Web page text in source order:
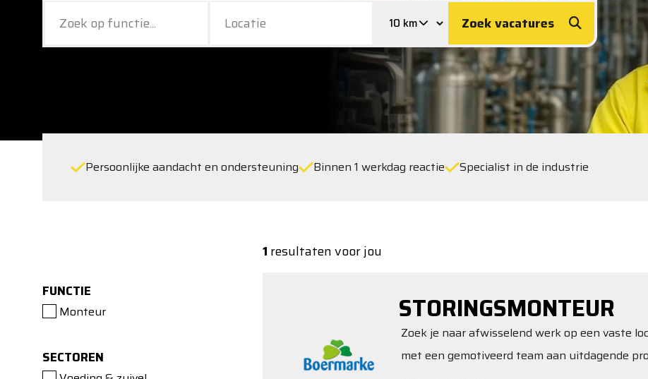
Zoek vacatures
Persoonlijke aandacht en ondersteuning Binnen 1 werkdag reactie Specialist in de industrie
FUNCTIE
Monteur
SECTOREN
1 resultaten voor jou
STORINGSMONTEUR
Zoek je naar afwisselend werk op een vaste
met een gemotiveerd team aan uitdagende